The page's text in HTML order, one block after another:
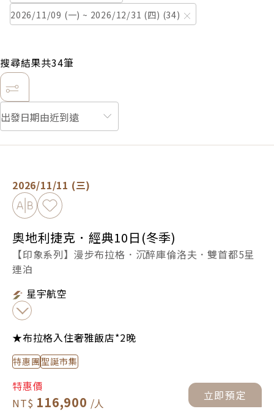
2026/11/09 (一) ~ 2026/12/31 (四) 34
搜尋結果共34筆
2026/11/11 (三)
加入比較加入最愛
奧地利捷克．經典10日(冬季)
【印象系列】漫步布拉格．沉醉庫倫洛夫．雙首都5星
連泊
星宇航空
★布拉格入住奢雅飯店*2晚
特惠團聖誕市集
特惠價
116,900 立即預定